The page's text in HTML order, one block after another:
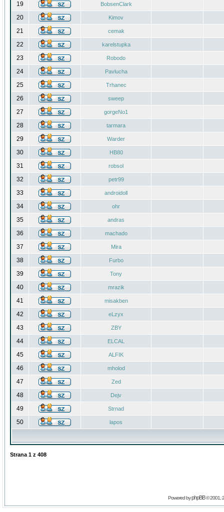
19 BobsenClark
20 Kimov
21 cemak
22 karelstupka
23 Robodo
24 Pavlucha
25 Trhanec
26 sweep
27 gorgeNo1
28 tarmara
29 Warder
30 HB80
31 robsol
32 petr99
33 androidoll
34 ohr
35 andras
36 machado
37 Mira
38 Furbo
39 Tony
40 mrazik
41 misakben
42 eLzyx
43 ZBY
44 ELCAL
45 ALFIK
46 mholod
47 Zed
48 Dejv
49 Strnad
50 lapos
Strana 1 z 408
Powered byphpBB© 2001,